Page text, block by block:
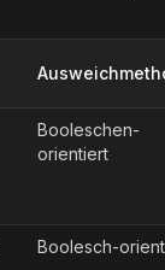
Booleschen-
orientiert
Boolesch-